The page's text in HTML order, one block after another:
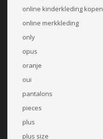
online kinderkleding kopen
online merkkleding
only
opus
oranje
oui
pantalons
pieces
plus
plus size